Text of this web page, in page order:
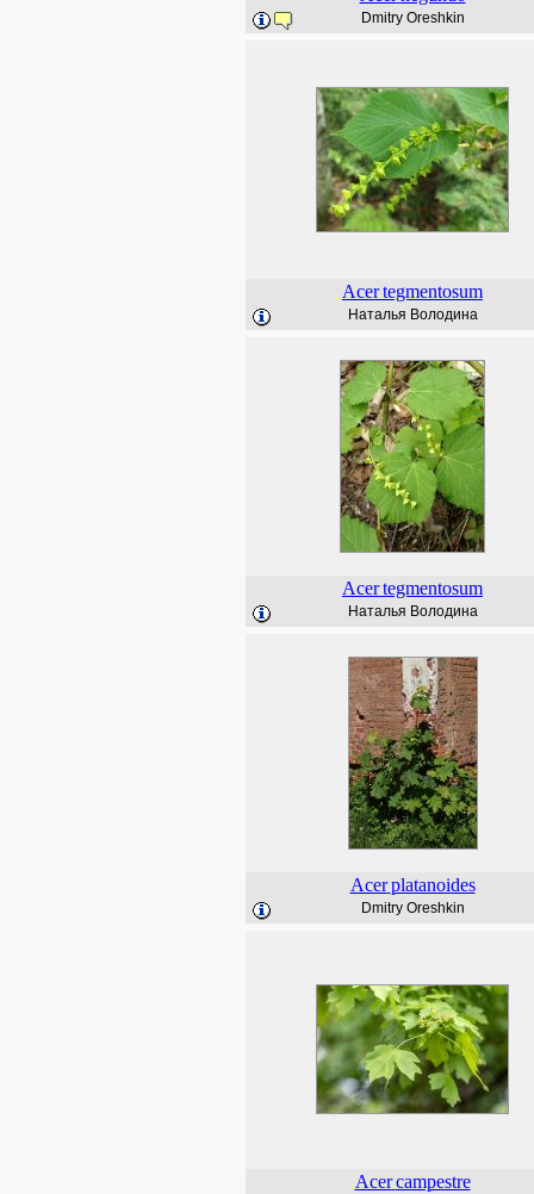
Dmitry Oreshkin
Acertegmentosum
Наталья Володина
Acertegmentosum
Наталья Володина
Acer platanoides
Dmitry Oreshkin
Acer campestre